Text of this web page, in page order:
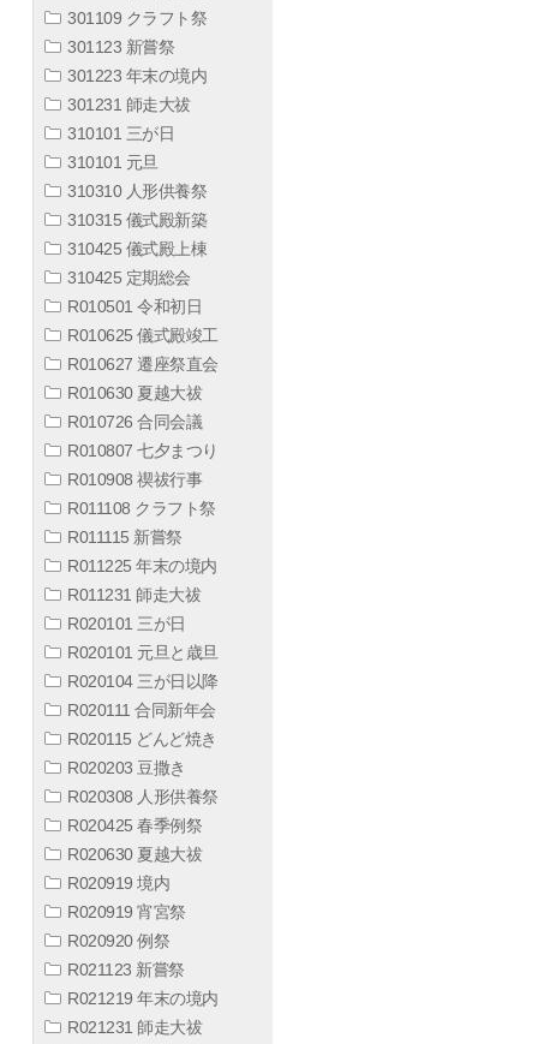
301109 クラフト祭
301123 新嘗祭
301223 年末の境内
301231 師走大祓
310101 三が日
310101 元旦
310310 人形供養祭
310315 儀式殿新築
310425 儀式殿上棟
310425 定期総会
R010501 令和初日
R010625 儀式殿竣工
R010627 遷座祭直会
R010630 夏越大祓
R010726 合同会議
R010807 七夕まつり
R010908 禊祓行事
R011108 クラフト祭
R011115 新嘗祭
R011225 年末の境内
R011231 師走大祓
R020101 三が日
R020101 元旦と歳旦
R020104 三が日以降
R020111 合同新年会
R020115 どんど焼き
R020203 豆撒き
R020308 人形供養祭
R020425 春季例祭
R020630 夏越大祓
R020919 境内
R020919 宵宮祭
R020920 例祭
R021123 新嘗祭
R021219 年末の境内
R021231 師走大祓